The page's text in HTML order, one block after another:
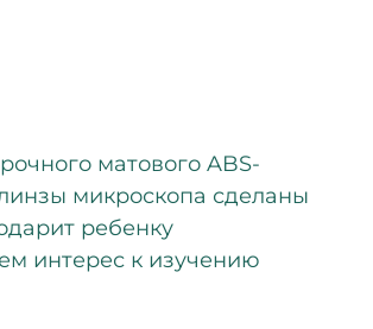
матового ABS-
микроскопа сделаны
ребенку
интерес к изучению